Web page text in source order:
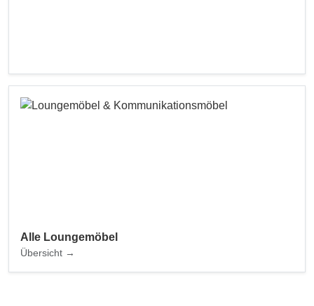
Alle Loungemöbel
Übersicht →